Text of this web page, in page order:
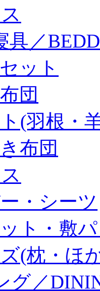
具／
ット
団
(羽根・
布団
・シーツ
ト・敷
(枕・ほ
グ／